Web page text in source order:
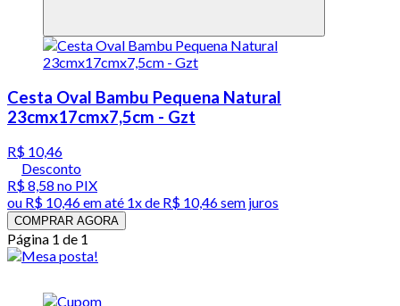
Cesta Oval Bambu Pequena Natural
23cmx17cmx7,5cm - Gzt
R$ 10,46
Desconto
R$ 8,58 no PIX
ou R$ 10,46em até 1x de R$ 10,46sem juros
COMPRAR AGORA
Página 1 de 1